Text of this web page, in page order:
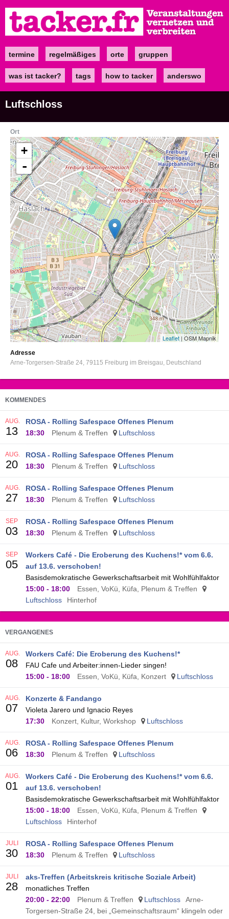
zum
Inhalt
Maintermine regelmäßiges orte gruppen
was ist tacker? tags how to tacker anderswo
Luftschloss
Ort
+
-
Leaflet| OSM Mapnik
Adresse
Arne-Torgersen-Straße 24 79115 Freiburg im Breisgau Deutschland
KOMMENDES
ROSA - Rolling Safespace Offenes Plenum
18:30
Plenum & Treffen Luftschloss
AUG.
13
ROSA - Rolling Safespace Offenes Plenum
18:30
Plenum & Treffen Luftschloss
AUG.
20
ROSA - Rolling Safespace Offenes Plenum
18:30
Plenum & Treffen Luftschloss
AUG.
27
ROSA - Rolling Safespace Offenes Plenum
18:30
Plenum & Treffen Luftschloss
SEP
03
Workers Café - Die Eroberung des Kuchens!* vom 6.6.
auf 13.6. verschoben!
Basisdemokratische Gewerkschaftsarbeit mit Wohlfühlfaktor
15:00 - 18:00
Essen, VoKü, Küfa, Plenum & Treffen
Luftschloss
Hinterhof
SEP
05
VERGANGENES
Workers Café: Die Eroberung des Kuchens!*
FAU Cafe und Arbeiter:innen-Lieder singen!
15:00 - 18:00 Essen, VoKü, Küfa, Konzert Luftschloss
AUG.
08
Konzerte & Fandango
Violeta Jarero und Ignacio Reyes
17:30
Konzert, Kultur, Workshop Luftschloss
AUG.
07
ROSA - Rolling Safespace Offenes Plenum
18:30
Plenum & Treffen Luftschloss
AUG.
06
Workers Café - Die Eroberung des Kuchens!* vom 6.6.
auf 13.6. verschoben!
Basisdemokratische Gewerkschaftsarbeit mit Wohlfühlfaktor
15:00 - 18:00
Essen, VoKü, Küfa, Plenum & Treffen
Luftschloss
Hinterhof
AUG.
01
ROSA - Rolling Safespace Offenes Plenum
18:30
Plenum & Treffen Luftschloss
JULI
30
aks-Treffen (Arbeitskreis kritische Soziale Arbeit)
monatliches Treffen
20:00 - 22:00 Plenum & Treffen Luftschloss
Arne-
Torgersen-Straße 24, bei „Gemeinschaftsraum“ klingeln oder
JULI
28